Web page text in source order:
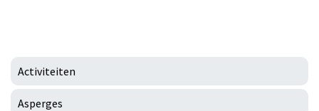
Activiteiten
Asperges